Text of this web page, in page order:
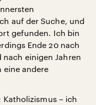
auf der Suche, und
gefunden. Ich bin
Ende 20 nach
einigen Jahren
eine andere
– ich